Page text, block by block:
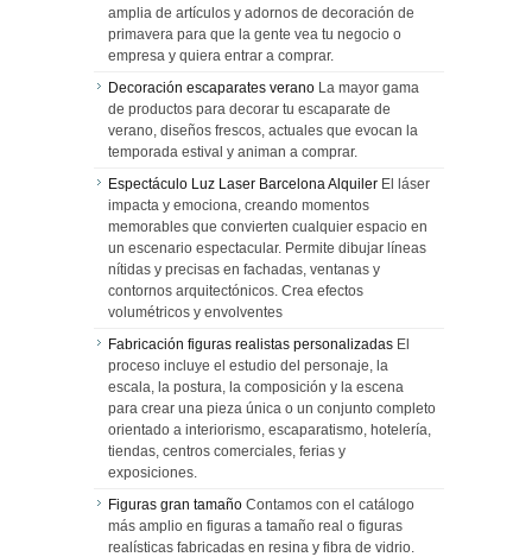
amplia de artículos y adornos de decoración de
primavera para que la gente vea tu negocio o
empresa y quiera entrar a comprar.
Decoración escaparates verano La mayor gama
de productos para decorar tu escaparate de
verano, diseños frescos, actuales que evocan la
temporada estival y animan a comprar.
Espectáculo Luz Laser Barcelona Alquiler El láser
impacta y emociona, creando momentos
memorables que convierten cualquier espacio en
un escenario espectacular. Permite dibujar líneas
nítidas y precisas en fachadas, ventanas y
contornos arquitectónicos. Crea efectos
volumétricos y envolventes
Fabricación figuras realistas personalizadas El
proceso incluye el estudio del personaje, la
escala, la postura, la composición y la escena
para crear una pieza única o un conjunto completo
orientado a interiorismo, escaparatismo, hotelería,
tiendas, centros comerciales, ferias y
exposiciones.
Figuras gran tamaño Contamos con el catálogo
más amplio en figuras a tamaño real o figuras
realísticas fabricadas en resina y fibra de vidrio.